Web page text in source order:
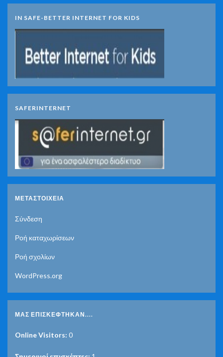
IN SAFE-BETTER INTERNET FOR KIDS
SAFERINTERNET
ΜΕΤΑΣΤΟΙΧΕΊΑ
Σύνδεση
Ροή καταχωρίσεων
Ροή σχολίων
WordPress.org
ΜΑΣ ΕΠΙΣΚΈΦΤΗΚΑΝ....
Online Visitors: 0